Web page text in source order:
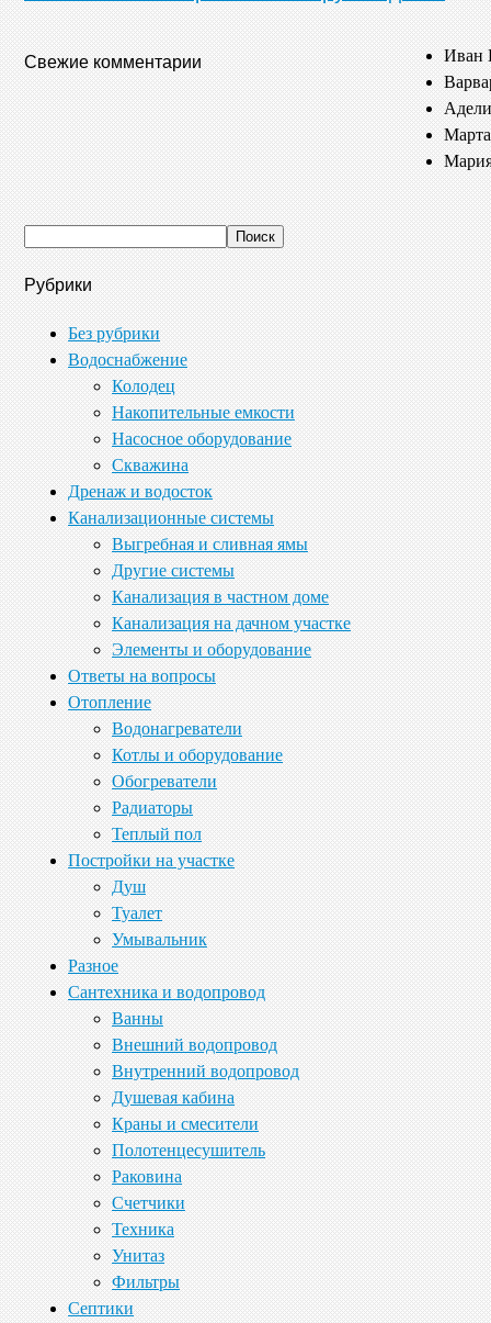
Свежие комментарии
Иван
Марта
Рубрики
Без рубрики
Водоснабжение
Колодец
Накопительные емкости
Насосное оборудование
Скважина
Дренаж и водосток
Канализационные системы
Выгребная и сливная ямы
Другие системы
Канализация в частном доме
Канализация на дачном участке
Элементы и оборудование
Ответы на вопросы
Отопление
Водонагреватели
Котлы и оборудование
Обогреватели
Радиаторы
Теплый пол
Постройки на участке
Душ
Туалет
Умывальник
Разное
Сантехника и водопровод
Ванны
Внешний водопровод
Внутренний водопровод
Душевая кабина
Краны и смесители
Полотенцесушитель
Раковина
Счетчики
Техника
Унитаз
Фильтры
Септики